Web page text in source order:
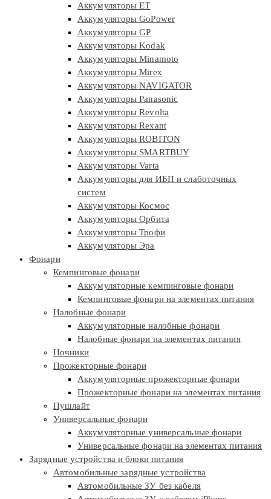
Аккумуляторы ET
Аккумуляторы GoPower
Аккумуляторы GP
Аккумуляторы Kodak
Аккумуляторы Minamoto
Аккумуляторы Mirex
Аккумуляторы NAVIGATOR
Аккумуляторы Panasonic
Аккумуляторы Revolta
Аккумуляторы Rexant
Аккумуляторы ROBITON
Аккумуляторы SMARTBUY
Аккумуляторы Varta
Аккумуляторы для ИБП и слаботочных
систем
Аккумуляторы Космос
Аккумуляторы Орбита
Аккумуляторы Трофи
Аккумуляторы Эра
Фонари
Кемпинговые фонари
Аккумуляторные кемпинговые фонари
Кемпинговые фонари на элементах питания
Налобные фонари
Аккумуляторные налобные фонари
Налобные фонари на элементах питания
Ночники
Прожекторные фонари
Аккумуляторные прожекторные фонари
Прожекторные фонари на элементах питания
Пушлайт
Универсальные фонари
Аккумуляторные универсальные фонари
Универсальные фонари на элементах питания
Зарядные устройства и блоки питания
Автомобильные зарядные устройства
Автомобильные ЗУ без кабеля